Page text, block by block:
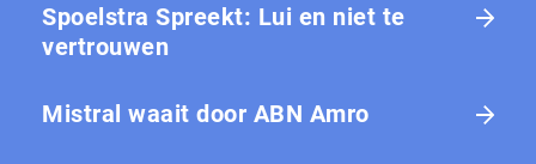
Spoelstra Spreekt: Lui en niet te
vertrouwen
Mistral waait door ABN Amro